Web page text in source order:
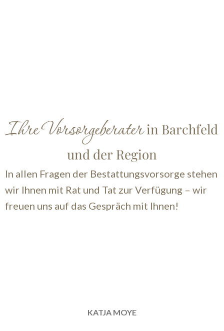
Ihre Vorsorgeberater in Barchfeld
und der Region
In allen Fragen der Bestattungsvorsorge stehen
wir Ihnen mit Rat und Tat zur Verfügung – wir
freuen uns auf das Gespräch mit Ihnen!
KATJA MOYE